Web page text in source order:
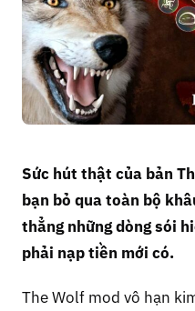
Sức hút thật của bản
bạn bỏ qua toàn bộ
thẳng những dòng sói
phải nạp tiền mới có.
The Wolf mod vô hạn